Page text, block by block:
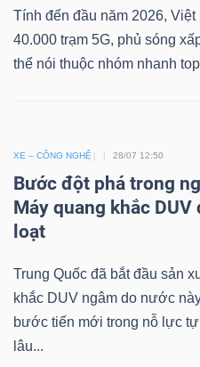
Tính đến đầu năm 2026,
40.000 trạm 5G, phủ sóng
thể nói thuộc nhóm nhanh
XE – CÔNG NGHỆ 28/07 12:50
Bước đột phá trong
Máy quang khắc
loạt
Trung Quốc đã bắt đầu sản
khắc DUV ngâm do nước
bước tiến mới trong nỗ lực
lâu...
Truyền
Dữ
liệu
tài
chính